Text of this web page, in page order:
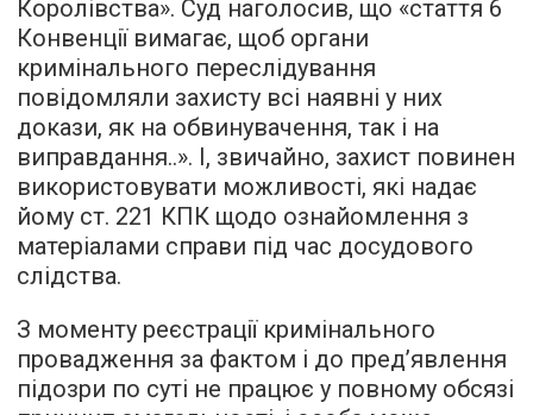
Королівства». Суд наголосив, що «стаття 6
Конвенції вимагає, щоб органи
кримінального переслідування
повідомляли захисту всі наявні у них
докази, як на обвинувачення, так і на
виправдання..». І, звичайно, захист повинен
використовувати можливості, які надає
йому ст. 221 КПК щодо ознайомлення з
матеріалами справи під час досудового
слідства.
З моменту реєстрації кримінального
провадження за фактом і до пред’явлення
підозри по суті не працює у повному обсязі